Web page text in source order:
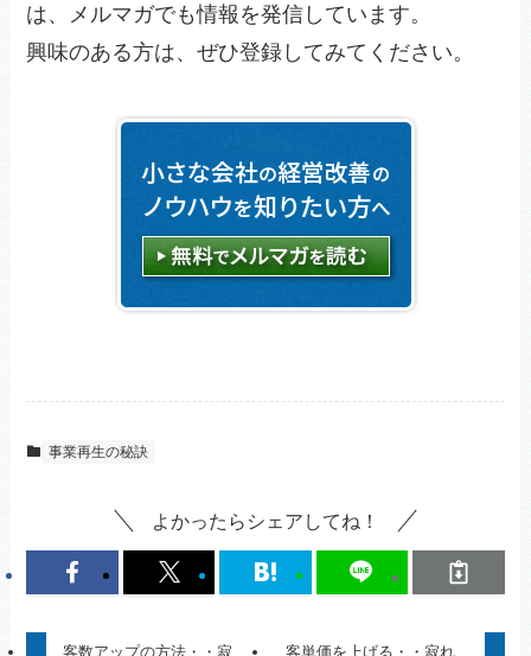
は、メルマガでも情報を発信しています。
興味のある方は、ぜひ登録してみてください。
事業再生の秘訣
よかったらシェアしてね！
客数アップの方法・・寂
客単価を上げる・・寂れ